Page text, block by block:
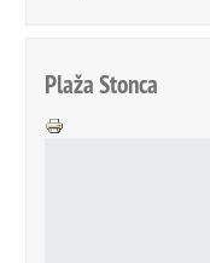
Plaža Stonca